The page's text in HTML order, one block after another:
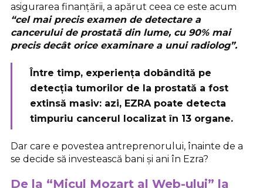
asigurarea finanțării, a apărut ceea ce este acum
“cel mai precis examen de detectare a
cancerului de prostată din lume, cu 90% mai
precis decât orice examinare a unui radiolog”.
Între timp, experiența dobândită pe
detecția tumorilor de la prostată a fost
extinsă masiv: azi, EZRA poate detecta
timpuriu cancerul localizat în 13 organe.
Dar care e povestea antreprenorului, înainte de a
se decide să investească bani și ani în Ezra?
De la “Micul Mozart al Web-ului” la